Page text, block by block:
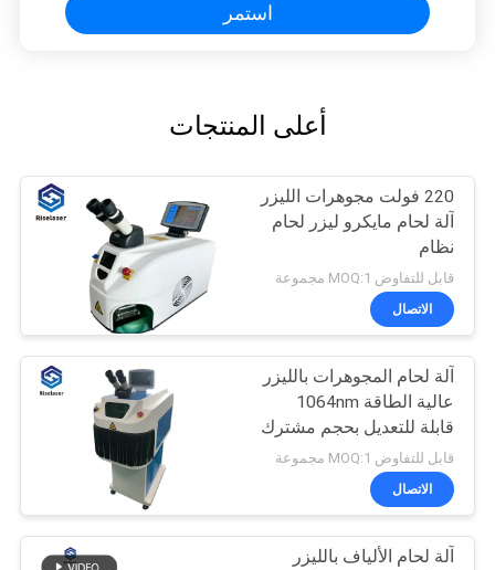
استمر
أعلى المنتجات
220 فولت مجوهرات الليزر
آلة لحام مايكرو ليزر لحام
نظام
قابل للتفاوض MOQ:1 مجموعة
الاتصال
آلة لحام المجوهرات بالليزر
عالية الطاقة 1064nm
قابلة للتعديل بحجم مشترك
اللحام
قابل للتفاوض MOQ:1 مجموعة
الاتصال
آلة لحام الألياف بالليزر